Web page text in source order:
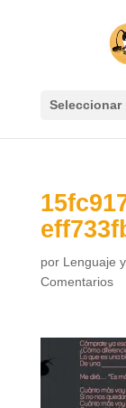
Seleccionar
por Lenguaje
Comentarios